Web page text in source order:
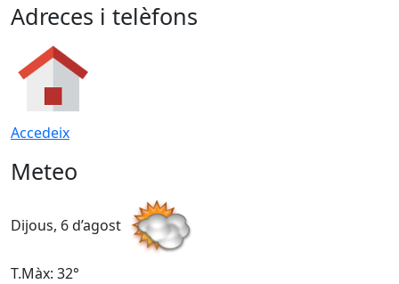
Adreces i telèfons
Accedeix
Meteo
Dijous, 6 d’agost
T.Màx: 32°